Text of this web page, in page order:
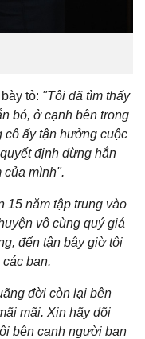
tỏ: "Tôi đã tìm thấy
bó, ở cạnh bên trong
cô ấy tận hưởng cuộc
định dừng hẳn
của mình".
15 năm tập trung vào
vô cùng quý giá
đến tận bây giờ tôi
bạn.
đời còn lại bên
mãi. Xin hãy dõi
bên cạnh người bạn